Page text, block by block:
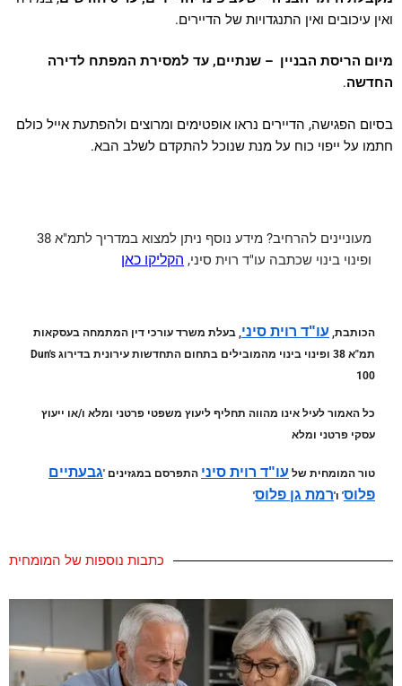
ואין עיכובים ואין התנגדויות של הדיירים.
מיום הריסת הבניין – שנתיים, עד למסירת המפתח לדירה
החדשה.
בסיום הפגישה, הדיירים נראו אופטימים ומרוצים ולהפתעת אייל כולם
חתמו על ייפוי כוח על מנת שנוכל להתקדם לשלב הבא.
מעוניינים להרחיב?
מידע נוסף ניתן למצוא במדריך לתמ"א 38
ופינוי בינוי שכתבה עו"ד רוית סיני, הקליקו כאן
הכותבת, עו"ד רוית סיני, בעלת משרד עורכי דין המתמחה בעסקאות
תמ"א 38 ופינוי בינוי מהמובילים בתחום התחדשות עירונית בדירוג Dun's
100
כל האמור לעיל אינו מהווה תחליף ליעוץ משפטי פרטני ומלא ו/או ייעוץ
עסקי פרטני ומלא
טור המומחית של עו"ד רוית סיני התפרסם במגזינים 'גבעתיים
פלוס' ו'רמת גן פלוס'
כתבות נוספות של המומחית